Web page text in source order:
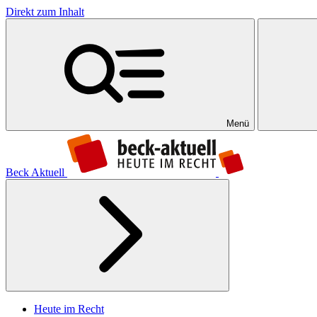
Direkt zum Inhalt
Menü
Beck Aktuell
Heute im Recht